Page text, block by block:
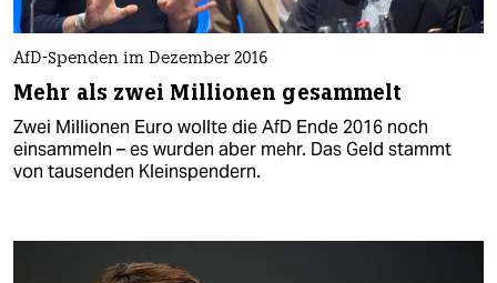
AfD-Spenden im Dezember 2016
Mehr als zwei Millionen gesammelt
Zwei Millionen Euro wollte die AfD Ende 2016 noch
einsammeln – es wurden aber mehr. Das Geld stammt
von tausenden Kleinspendern.